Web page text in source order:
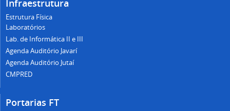
Infraestrutura
Estrutura Física
Laboratórios
Lab. de Informática II e III
Agenda Auditório Javarí
Agenda Auditório Jutaí
CMPRED
Portarias FT